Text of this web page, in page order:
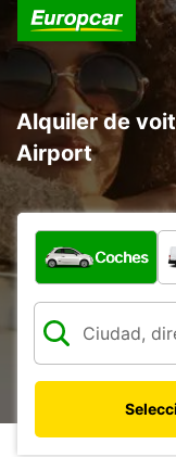
Alquiler de
Airport
¿Qué tipo de
Coches